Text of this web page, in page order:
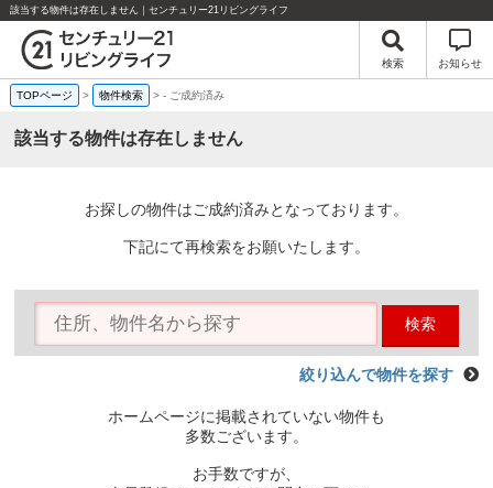
該当する物件は存在しません｜センチュリー21リビングライフ
検索 お知らせ
TOPページ > 物件検索 >- ご成約済み
該当する物件は存在しません
お探しの物件はご成約済みとなっております。
下記にて再検索をお願いたします。
検索
絞り込んで物件を探す
ホームページに掲載されていない物件も
多数ございます。
お手数ですが、